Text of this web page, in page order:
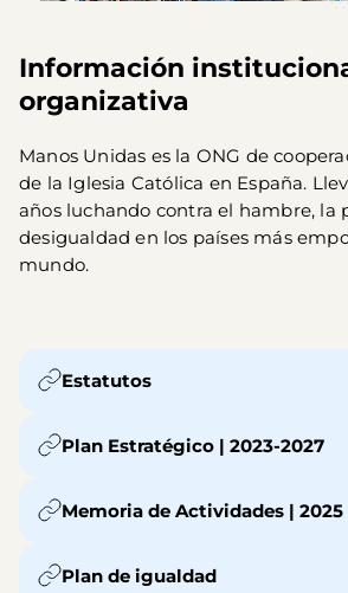
Información
organizativa
Manos Unidas es la ONG de
de la Iglesia Católica en España.
años luchando contra el hambre, la
desigualdad en los países más
mundo.
Estatutos
Plan Estratégico | 2023-2027
Memoria de Actividades | 2025
Plan de igualdad